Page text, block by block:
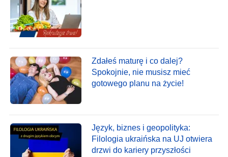
Zdałeś maturę i co dalej?
Spokojnie, nie musisz mieć
gotowego planu na życie!
Język, biznes i geopolityka:
Filologia ukraińska na UJ otwiera
drzwi do kariery przyszłości